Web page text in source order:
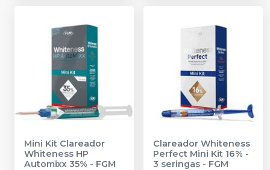
Mini Kit Clareador
Whiteness HP
Automixx 35% - FGM
Clareador Whiteness
Perfect Mini Kit 16% -
3 seringas - FGM